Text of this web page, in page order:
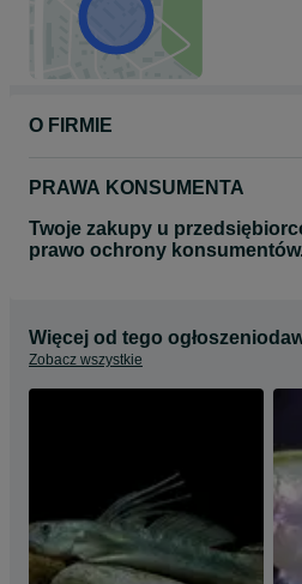
O FIRMIE
PRAWA KONSUMENTA
Twoje zakupy u
prawo ochrony
Więcej od tego
Zobacz wszystkie